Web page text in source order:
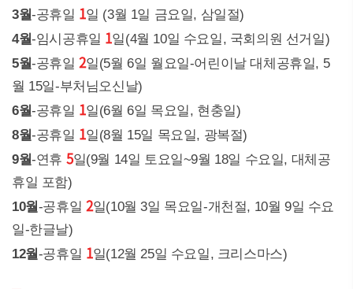
3월-공휴일 1일 (3월 1일 금요일, 삼일절)
4월-임시공휴일 1일(4월 10일 수요일, 국회의원 선거일)
5월-공휴일2일(5월 6일 월요일-어린이날 대체공휴일, 5
월 15일-부처님오신날)
6월-공휴일 1일(6월 6일 목요일, 현충일)
8월-공휴일 1일(8월 15일 목요일, 광복절)
9월-연휴 5일(9월 14일 토요일~9월 18일 수요일, 대체공
휴일 포함)
10월 -공휴일 2일(10월 3일 목요일-개천절, 10월 9일 수요
일-한글날)
12월 -공휴일 1일(12월 25일 수요일, 크리스마스)